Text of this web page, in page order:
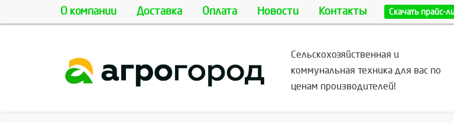
О компании Доставка Оплата Новости Контакты Скачать прайс-
Сельскохозяйственная и
коммунальная техника для вас по
ценам производителей!